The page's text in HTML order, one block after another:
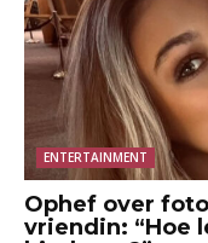
ENTERTAINMENT
Ophef over
vriendin: “Hoe